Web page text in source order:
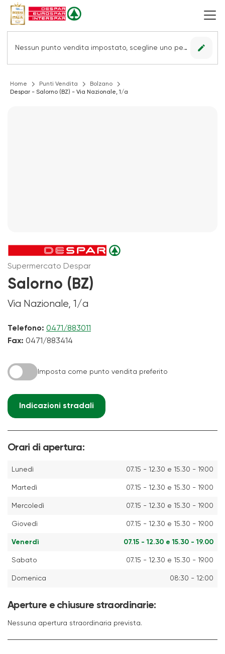
Nessun punto vendita impostato, scegline uno per vedere le offerte. edit
Home Punti Vendita
Bolzano
Despar - Salorno (BZ) - Via Nazionale, 1/a
Supermercato Despar
Salorno (BZ)
Via Nazionale, 1/a
Telefono: 0471/883011
Fax: 0471/883414
Imposta come punto vendita preferito
Indicazioni stradali
Orari di apertura:
Lunedì 07.15 - 12.30 e 15.30 - 19.00
Martedì 07.15 - 12.30 e 15.30 - 19.00
Mercoledì 07.15 - 12.30 e 15.30 - 19.00
Giovedì 07.15 - 12.30 e 15.30 - 19.00
Venerdì 07.15 - 12.30 e 15.30 - 19.00
Sabato 07.15 - 12.30 e 15.30 - 19.00
Domenica 08:30 - 12:00
Aperture e chiusure straordinarie:
Nessuna apertura straordinaria prevista.